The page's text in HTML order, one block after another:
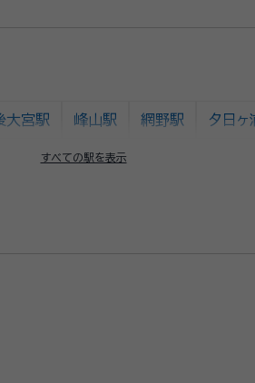
すべての駅を表示
大宮駅 峰山駅 網野駅 夕日ヶ